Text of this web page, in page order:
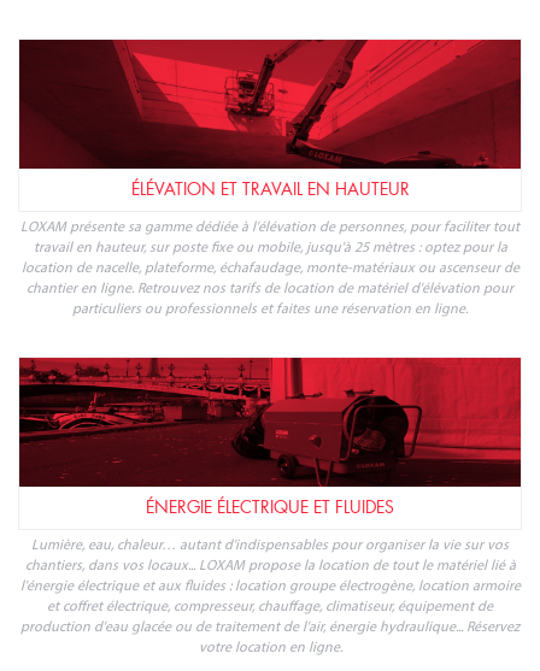
ÉLÉVATION ET TRAVAIL EN HAUTEUR
LOXAM présente sa gamme dédiée à l'élévation de personnes, pour faciliter tout
travail en hauteur, sur poste fixe ou mobile, jusqu'à 25 mètres : optez pour la
location de nacelle, plateforme, échafaudage, monte-matériaux ou ascenseur de
chantier en ligne. Retrouvez nos tarifs de location de matériel d'élévation pour
particuliers ou professionnels et faites une réservation en ligne.
ÉNERGIE ÉLECTRIQUE ET FLUIDES
Lumière, eau, chaleur… autant d'indispensables pour organiser la vie sur vos
chantiers, dans vos locaux... LOXAM propose la location de tout le matériel lié à
l'énergie électrique et aux fluides : location groupe électrogène, location armoire
et coffret électrique, compresseur, chauffage, climatiseur, équipement de
production d'eau glacée ou de traitement de l'air, énergie hydraulique... Réservez
votre location en ligne.